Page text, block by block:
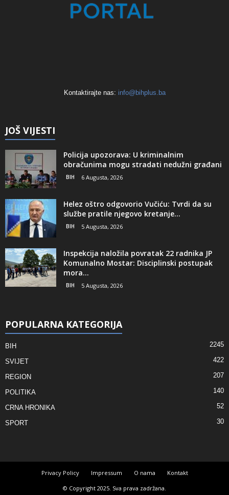
Kontaktirajte nas: info@bihplus.ba
JOŠ VIJESTI
Policija upozorava: U kriminalnim
obračunima mogu stradati nedužni građani
BIH 6 Augusta, 2026
Helez oštro odgovorio Vučiću: Tvrdi da su
službe pratile njegovo kretanje...
BIH 5 Augusta, 2026
Inspekcija naložila povratak 22 radnika JP
Komunalno Mostar: Disciplinski postupak
mora...
BIH 5 Augusta, 2026
POPULARNA KATEGORIJA
BIH 2245
SVIJET 422
REGION 207
POLITIKA 140
CRNA HRONIKA 52
SPORT 30
Privacy Policy Impressum O nama
Kontakt
© Copyright 2025. Sva prava zadržana.